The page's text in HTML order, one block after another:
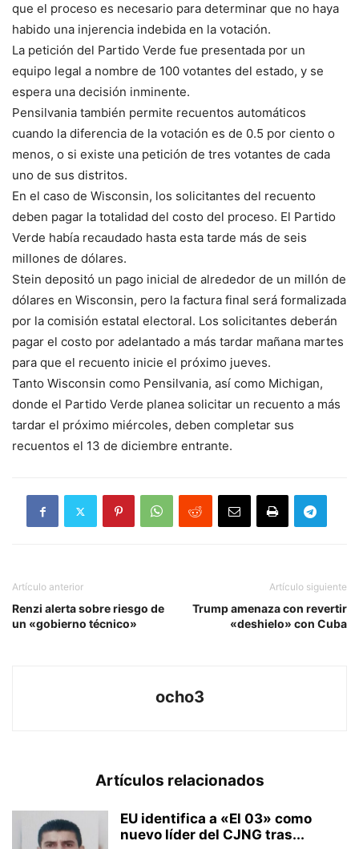
que el proceso es necesario para determinar que no haya
habido una injerencia indebida en la votación.
La petición del Partido Verde fue presentada por un
equipo legal a nombre de 100 votantes del estado, y se
espera una decisión inminente.
Pensilvania también permite recuentos automáticos
cuando la diferencia de la votación es de 0.5 por ciento o
menos, o si existe una petición de tres votantes de cada
uno de sus distritos.
En el caso de Wisconsin, los solicitantes del recuento
deben pagar la totalidad del costo del proceso. El Partido
Verde había recaudado hasta esta tarde más de seis
millones de dólares.
Stein depositó un pago inicial de alrededor de un millón de
dólares en Wisconsin, pero la factura final será formalizada
por la comisión estatal electoral. Los solicitantes deberán
pagar el costo por adelantado a más tardar mañana martes
para que el recuento inicie el próximo jueves.
Tanto Wisconsin como Pensilvania, así como Michigan,
donde el Partido Verde planea solicitar un recuento a más
tardar el próximo miércoles, deben completar sus
recuentos el 13 de diciembre entrante.
Artículo anterior
Renzi alerta sobre riesgo de
un «gobierno técnico»
Artículo siguiente
Trump amenaza con revertir
«deshielo» con Cuba
ocho3
Artículos relacionados
EU identifica a «El 03» como
nuevo líder del CJNG tras...